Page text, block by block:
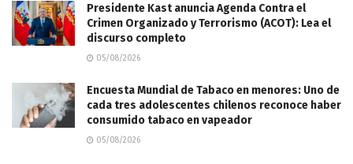
Presidente Kast anuncia Agenda Contra el
Crimen Organizado y Terrorismo (ACOT): Lea el
discurso completo
05/08/2026
Encuesta Mundial de Tabaco en menores: Uno de
cada tres adolescentes chilenos reconoce haber
consumido tabaco en vapeador
05/08/2026